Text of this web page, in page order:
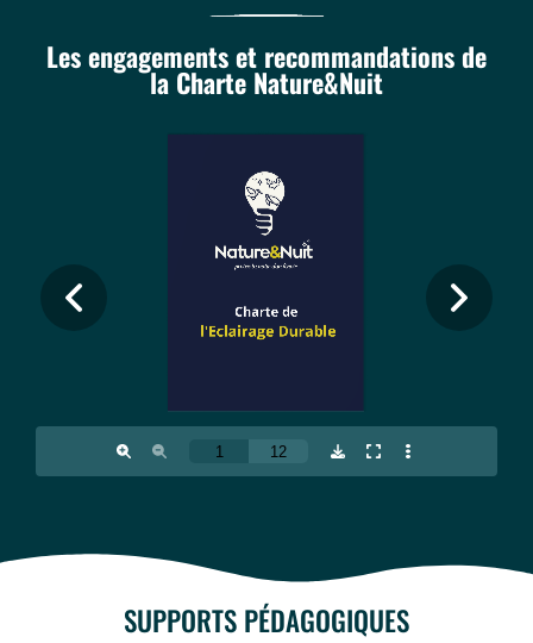
Les engagements et recommandations de
la Charte Nature&Nuit
SUPPORTS PÉDAGOGIQUES